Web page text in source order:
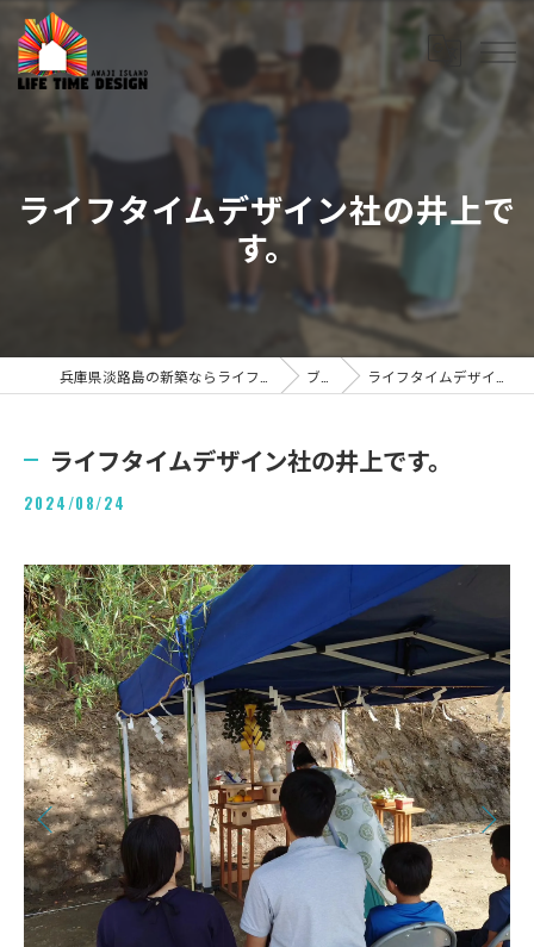
ライフタイムデザイン社の井上で
す。
ブログ ライフタイムデザイン社の井上です。
ライフタイムデザイン社の井上です。
2024/08/24